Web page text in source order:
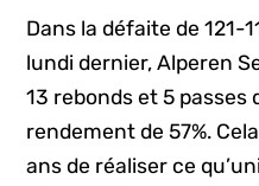
Dans la défaite de 121-
lundi dernier, Alperen
13 rebonds et 5 passes
rendement de 57%.
ans de réaliser ce